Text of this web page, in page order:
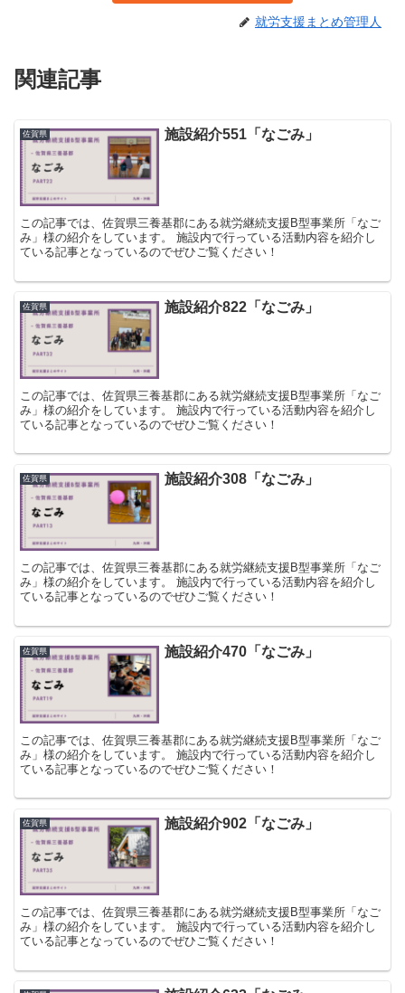
就労支援まとめ管理人
関連記事
佐賀県 施設紹介551「なごみ」
この記事では、佐賀県三養基郡にある就労継続支援B型事業所「なご
み」様の紹介をしています。 施設内で行っている活動内容を紹介し
ている記事となっているのでぜひご覧ください！
佐賀県 施設紹介822「なごみ」
この記事では、佐賀県三養基郡にある就労継続支援B型事業所「なご
み」様の紹介をしています。 施設内で行っている活動内容を紹介し
ている記事となっているのでぜひご覧ください！
佐賀県 施設紹介308「なごみ」
この記事では、佐賀県三養基郡にある就労継続支援B型事業所「なご
み」様の紹介をしています。 施設内で行っている活動内容を紹介し
ている記事となっているのでぜひご覧ください！
佐賀県 施設紹介470「なごみ」
この記事では、佐賀県三養基郡にある就労継続支援B型事業所「なご
み」様の紹介をしています。 施設内で行っている活動内容を紹介し
ている記事となっているのでぜひご覧ください！
佐賀県 施設紹介902「なごみ」
この記事では、佐賀県三養基郡にある就労継続支援B型事業所「なご
み」様の紹介をしています。 施設内で行っている活動内容を紹介し
ている記事となっているのでぜひご覧ください！